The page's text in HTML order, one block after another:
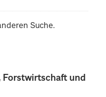
Forstwirtschaft und
Suche.